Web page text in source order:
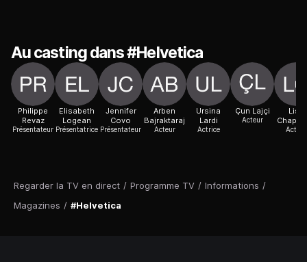
Regarder la TV en direct / Programme TV / Informations /
Magazines / #Helvetica
Au casting dans #Helvetica
Philippe
Revaz
Présentateur
Elisabeth
Logean
Présentatrice
Jennifer
Covo
Présentateur
Arben
Bajraktaraj
Acteur
Ursina
Lardi
Actrice
Çun Lajçi
Acteur
Lisa
Acteur